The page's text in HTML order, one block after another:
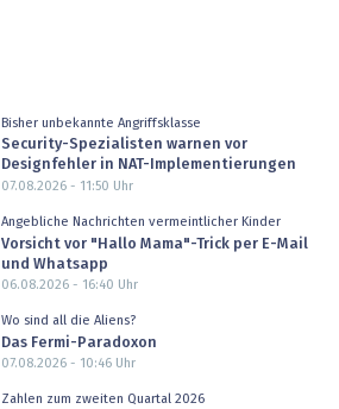
Bisher unbekannte Angriffsklasse
Security-Spezialisten warnen vor
Designfehler in NAT-Implementierungen
07.08.2026 - 11:50 Uhr
Angebliche Nachrichten vermeintlicher Kinder
Vorsicht vor "Hallo Mama"-Trick per E-Mail
und Whatsapp
06.08.2026 - 16:40 Uhr
Wo sind all die Aliens?
Das Fermi-Paradoxon
07.08.2026 - 10:46Uhr
Zahlen zum zweiten Quartal 2026